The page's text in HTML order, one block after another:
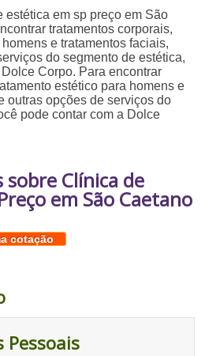
estética em sp preço em São
tratamentos corporais,
e tratamentos faciais,
do segmento de estética,
Corpo. Para encontrar
estético para homens e
outras opções de serviços do
pode contar com a Dolce
sobre Clínica de
em São Caetano
cotação
Pessoais